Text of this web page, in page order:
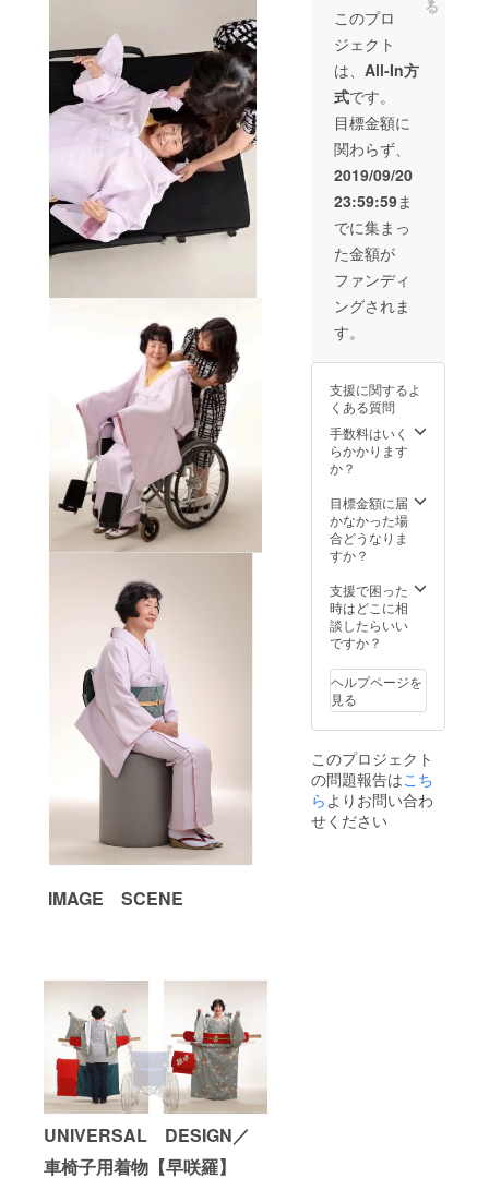
IMAGE SCENE
UNIVERSAL DESIGN／
車椅子用着物【早咲羅】
る
このプロ
ジェクト
は、 All-In方
式です。
目標金額に
関わらず、
2019/09/20
23:59:59ま
でに集まっ
た金額が
ファンディ
ングされま
す。
支援に関するよ
くある質問
手数料はいく
らかかります
か？
目標金額に届
かなかった場
合どうなりま
すか？
支援で困った
時はどこに相
談したらいい
ですか？
ヘルプページを
見る
このプロジェクト
の問題報告はこち
らよりお問い合わ
せください